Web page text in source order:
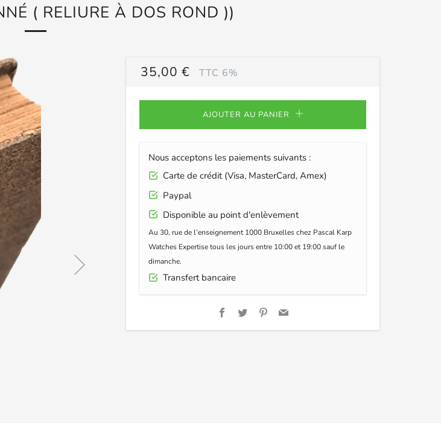
( RELIURE À DOS ROND ))
PRIX
35,00 € TTC 6%
AJOUTER AU PANIER
Nous acceptons les paiements suivants :
Carte de crédit (Visa, MasterCard, Amex)
Paypal
Disponible au point d'enlèvement
Au 30, rue de l’enseignement 1000 Bruxelles chez Pascal Karp
Watches Expertise tous les jours entre 10:00 et 19:00 sauf le
dimanche.
Transfert bancaire
Facebook
TwitterPinterest
Email